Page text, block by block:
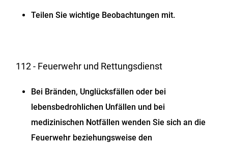
Teilen Sie wichtige Beobachtungen mit.
112 - Feuerwehr und Rettungsdienst
Bei Bränden, Unglücksfällen oder bei
lebensbedrohlichen Unfällen und bei
medizinischen Notfällen wenden Sie sich an die
Feuerwehr beziehungsweise den